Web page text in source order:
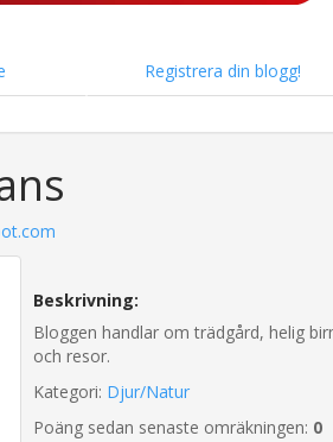
Registrera din blogg!
Beskrivning:
Bloggen handlar om trädgård, helig
och resor.
Kategori: Djur/Natur
Poäng sedan senaste omräkningen: 0